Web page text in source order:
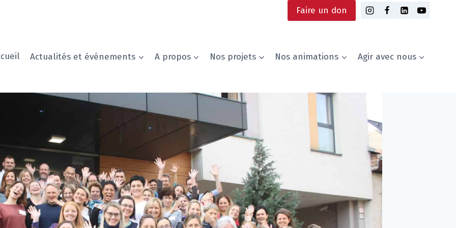
Faire un don
Actualités et événements A propos Nos projets Nos animations Agir avec nous